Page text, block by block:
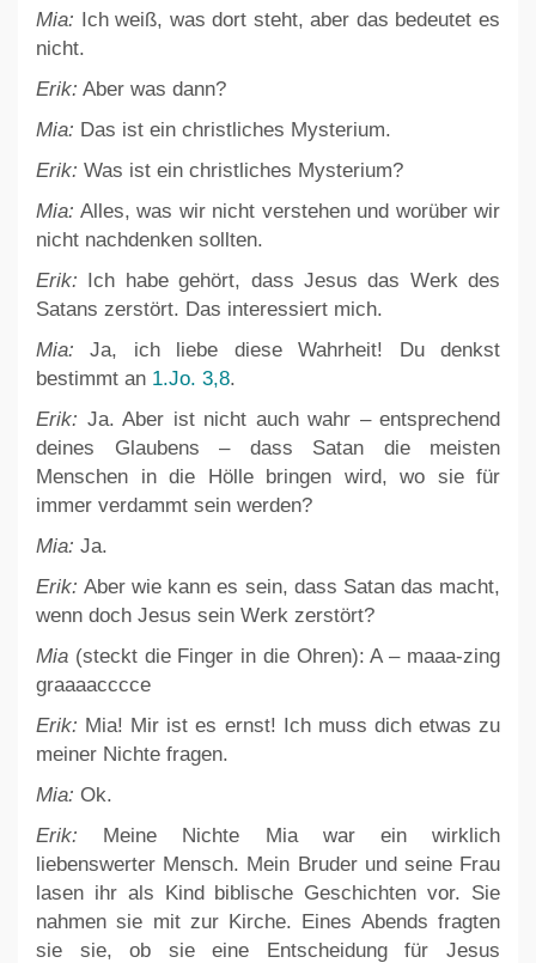
Mia: Ich weiß, was dort steht, aber das bedeutet es
nicht.
Erik: Aber was dann?
Mia: Das ist ein christliches Mysterium.
Erik: Was ist ein christliches Mysterium?
Mia: Alles, was wir nicht verstehen und worüber wir
nicht nachdenken sollten.
Erik: Ich habe gehört, dass Jesus das Werk des
Satans zerstört. Das interessiert mich.
Mia: Ja, ich liebe diese Wahrheit! Du denkst
bestimmt an 1.Jo. 3,8.
Erik: Ja. Aber ist nicht auch wahr – entsprechend
deines Glaubens – dass Satan die meisten
Menschen in die Hölle bringen wird, wo sie für
immer verdammt sein werden?
Mia: Ja.
Erik: Aber wie kann es sein, dass Satan das macht,
wenn doch Jesus sein Werk zerstört?
Mia (steckt die Finger in die Ohren): A – maaa-zing
graaaacccce
Erik: Mia! Mir ist es ernst! Ich muss dich etwas zu
meiner Nichte fragen.
Mia: Ok.
Erik:
Meine Nichte Mia war ein wirklich
liebenswerter Mensch. Mein Bruder und seine Frau
lasen ihr als Kind biblische Geschichten vor. Sie
nahmen sie mit zur Kirche. Eines Abends fragten
sie sie, ob sie eine Entscheidung für Jesus